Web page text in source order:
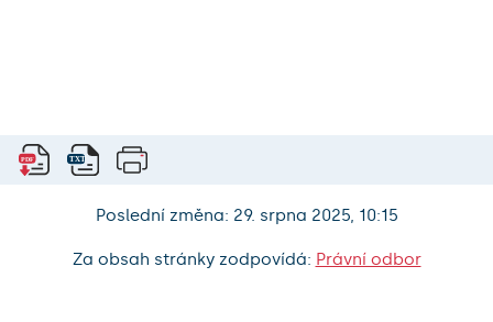
Poslední změna: 29. srpna 2025, 10:15
Za obsah stránky zodpovídá: Právní odbor